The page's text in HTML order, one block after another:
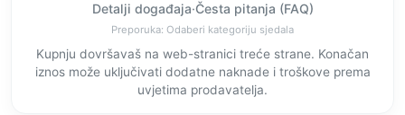
Detalji događaja·Česta pitanja (FAQ)
Preporuka: Odaberi kategoriju sjedala
Kupnju dovršavaš na web-stranici treće strane. Konačan
iznos može uključivati dodatne naknade i troškove prema
uvjetima prodavatelja.